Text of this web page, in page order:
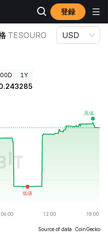
登録
格 TESOURO
TESOURO USD
1Y
Source of data: CoinGecko